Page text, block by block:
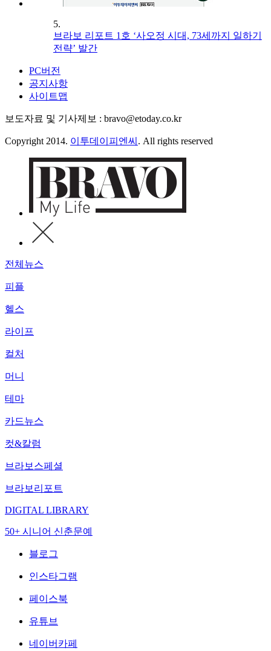
5.
브라보 리포트 1호 ‘사오정 시대, 73세까지 일하기
전략’ 발간
PC버전
공지사항
사이트맵
보도자료 및 기사제보 : bravo@etoday.co.kr
Copyright 2014. 이투데이피엔씨 . All rights reserved
전체뉴스
피플
헬스
라이프
컬처
머니
테마
카드뉴스
컷&칼럼
브라보스페셜
브라보리포트
DIGITAL LIBRARY
50+ 시니어 신춘문예
블로그
인스타그램
페이스북
유튜브
네이버카페